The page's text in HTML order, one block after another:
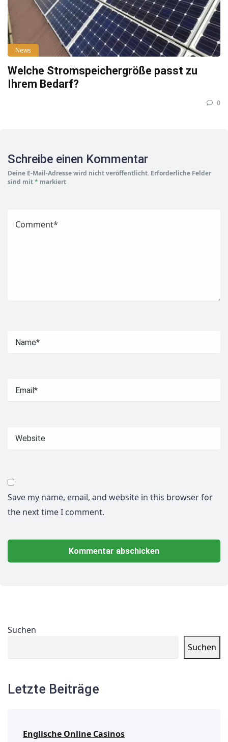
News
Welche Stromspeichergröße passt zu
Ihrem Bedarf?
0
Schreibe einen Kommentar
Deine E-Mail-Adresse wird nicht veröffentlicht. Erforderliche Felder
sind mit* markiert
Save my name, email, and website in this browser for
the next time I comment.
Suchen
Suchen
Letzte Beiträge
Englische Online Casinos